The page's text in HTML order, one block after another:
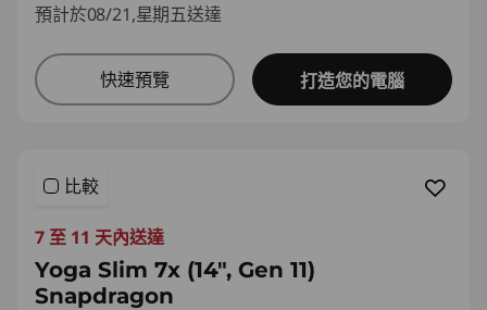
預計於08/21,星期五送達
快速預覽 打造您的電腦
比較
7 至 11 天內送達
Yoga Slim 7x (14", Gen 11)
Snapdragon